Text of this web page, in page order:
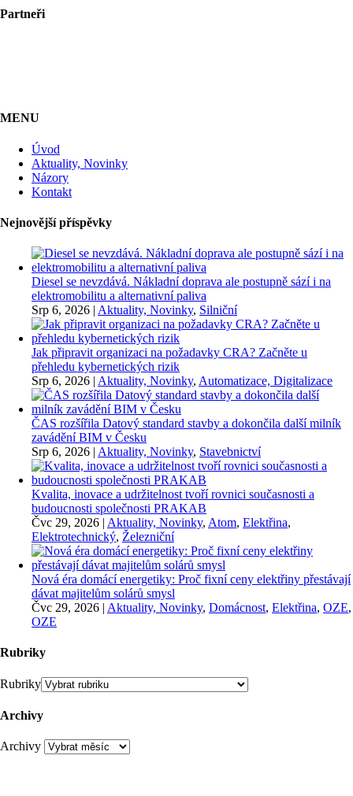
Partneři
MENU
Úvod
Aktuality, Novinky
Názory
Kontakt
Nejnovější příspěvky
Diesel se nevzdává. Nákladní doprava ale postupně sází i na
elektromobilitu a alternativní paliva
Srp 6, 2026 | Aktuality, Novinky, Silniční
Jak připravit organizaci na požadavky CRA? Začněte u
přehledu kybernetických rizik
Srp 6, 2026 | Aktuality, Novinky, Automatizace, Digitalizace
ČAS rozšířila Datový standard stavby a dokončila další milník
zavádění BIM v Česku
Srp 6, 2026 | Aktuality, Novinky, Stavebnictví
Kvalita, inovace a udržitelnost tvoří rovnici současnosti a
budoucnosti společnosti PRAKAB
Čvc 29, 2026 | Aktuality, Novinky, Atom, Elektřina,
Elektrotechnický, Železniční
Nová éra domácí energetiky: Proč fixní ceny elektřiny přestávají
dávat majitelům solárů smysl
Čvc 29, 2026 | Aktuality, Novinky, Domácnost, Elektřina, OZE,
OZE
Rubriky
Rubriky
Archivy
Archivy